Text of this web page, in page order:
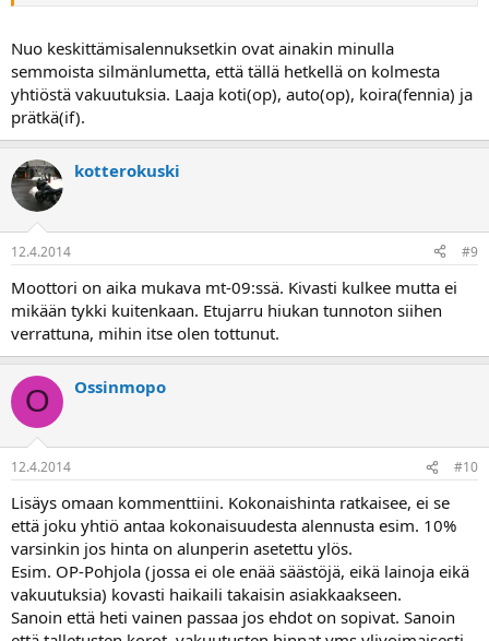
Nuo keskittämisalennuksetkin ovat ainakin minulla
semmoista silmänlumetta, että tällä hetkellä on kolmesta
yhtiöstä vakuutuksia. Laaja koti(op), auto(op), koira(fennia) ja
prätkä(if).
kotterokuski
12.4.2014 #9
Moottori on aika mukava mt-09:ssä. Kivasti kulkee mutta ei
mikään tykki kuitenkaan. Etujarru hiukan tunnoton siihen
verrattuna, mihin itse olen tottunut.
O Ossinmopo
12.4.2014 #10
Lisäys omaan kommenttiini. Kokonaishinta ratkaisee, ei se
että joku yhtiö antaa kokonaisuudesta alennusta esim. 10%
varsinkin jos hinta on alunperin asetettu ylös.
Esim. OP-Pohjola (jossa ei ole enää säästöjä, eikä lainoja eikä
vakuutuksia) kovasti haikaili takaisin asiakkaakseen.
Sanoin että heti vainen passaa jos ehdot on sopivat. Sanoin